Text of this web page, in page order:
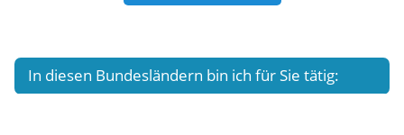
In diesen Bundesländern bin ich für Sie tätig: